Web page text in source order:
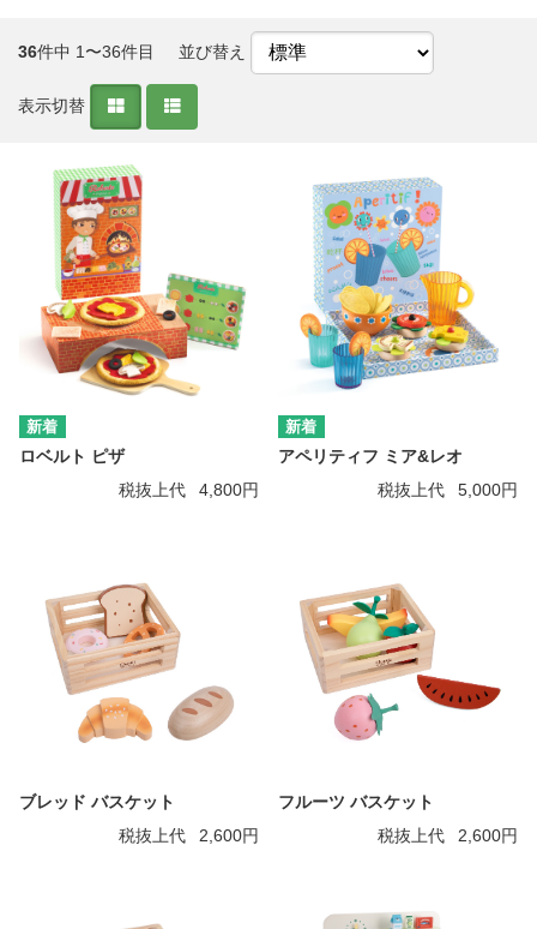
36件中 1〜36件目 並び替え
表示切替
ロベルト ピザ
税抜上代
4,800円
アペリティフ ミア&レオ
税抜上代
5,000円
ブレッド バスケット
税抜上代
2,600円
フルーツ バスケット
税抜上代
2,600円